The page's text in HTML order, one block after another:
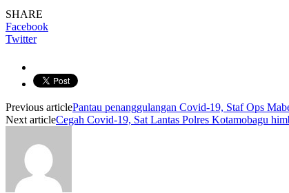
SHARE
Facebook
Twitter
Previous articlePantau penanggulangan Covid-19, Staf Ops
Next articleCegah Covid-19, Sat Lantas Polres Kotamobagu